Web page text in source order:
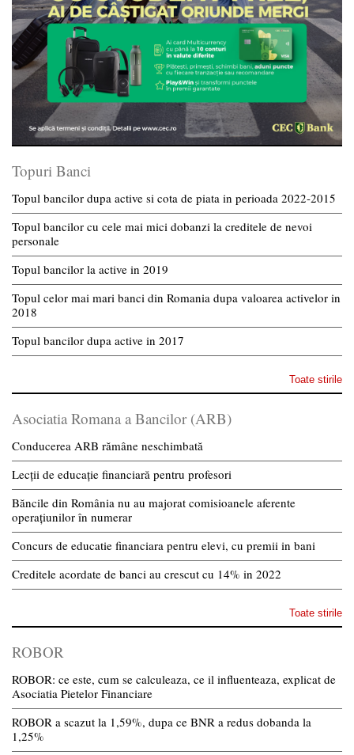
Topuri Banci
Topul bancilor dupa active si cota de piata in perioada 2022-2015
Topul bancilor cu cele mai mici dobanzi la creditele de nevoi
personale
Topul bancilor la active in 2019
Topul celor mai mari banci din Romania dupa valoarea activelor in
2018
Topul bancilor dupa active in 2017
Toate stirile
Asociatia Romana a Bancilor (ARB)
Conducerea ARB rămâne neschimbată
Lecții de educație financiară pentru profesori
Băncile din România nu au majorat comisioanele aferente
operațiunilor în numerar
Concurs de educatie financiara pentru elevi, cu premii in bani
Creditele acordate de banci au crescut cu 14% in 2022
Toate stirile
ROBOR
ROBOR: ce este, cum se calculeaza, ce il influenteaza, explicat de
Asociatia Pietelor Financiare
ROBOR a scazut la 1,59%, dupa ce BNR a redus dobanda la
1,25%